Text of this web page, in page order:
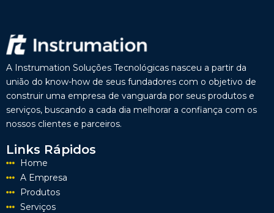
A Instrumation Soluções Tecnológicas nasceu a partir da
união do know-how de seus fundadores com o objetivo de
construir uma empresa de vanguarda por seus produtos e
serviços, buscando a cada dia melhorar a confiança com os
nossos clientes e parceiros.
Links Rápidos
Home
A Empresa
Produtos
Serviços